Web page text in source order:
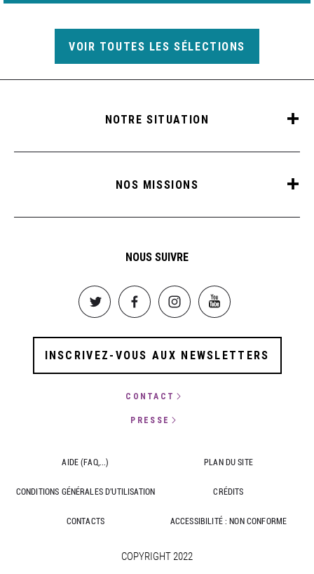
VOIR TOUTES LES SÉLECTIONS
NOTRE SITUATION
NOS MISSIONS
NOUS SUIVRE
Image Image Image Image
INSCRIVEZ-VOUS AUX NEWSLETTERS
CONTACT
PRESSE
AIDE (FAQ,...) PLAN DU SITE
CONDITIONS GÉNÉRALES D'UTILISATION CRÉDITS
CONTACTS ACCESSIBILITÉ : NON CONFORME
COPYRIGHT 2022